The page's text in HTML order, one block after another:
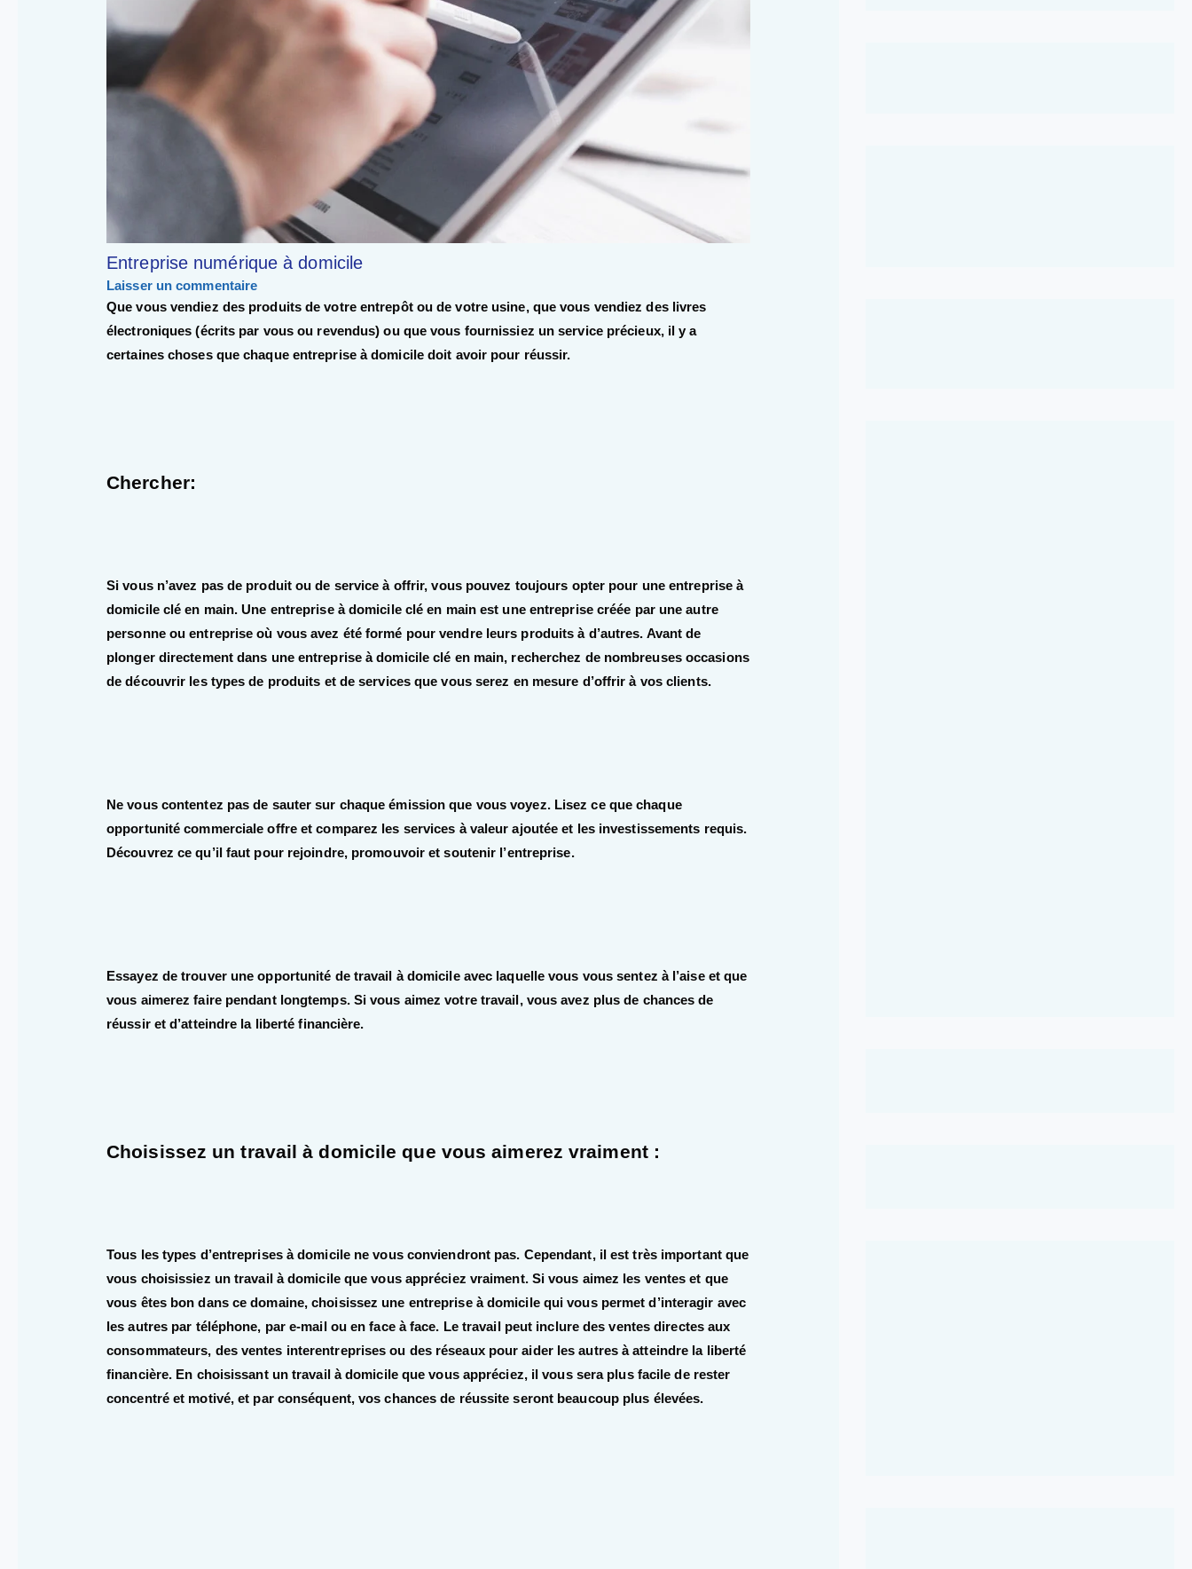
Entreprise numérique à domicile
Laisser un commentaire
Que vous vendiez des produits de votre entrepôt ou de votre usine, que vous vendiez des livres
électroniques (écrits par vous ou revendus) ou que vous fournissiez un service précieux, il y a
certaines choses que chaque entreprise à domicile doit avoir pour réussir.
Chercher:
Si vous n’avez pas de produit ou de service à offrir, vous pouvez toujours opter pour une entreprise à
domicile clé en main. Une entreprise à domicile clé en main est une entreprise créée par une autre
personne ou entreprise où vous avez été formé pour vendre leurs produits à d’autres. Avant de
plonger directement dans une entreprise à domicile clé en main, recherchez de nombreuses occasions
de découvrir les types de produits et de services que vous serez en mesure d’offrir à vos clients.
Ne vous contentez pas de sauter sur chaque émission que vous voyez. Lisez ce que chaque
opportunité commerciale offre et comparez les services à valeur ajoutée et les investissements requis.
Découvrez ce qu’il faut pour rejoindre, promouvoir et soutenir l’entreprise.
Essayez de trouver une opportunité de travail à domicile avec laquelle vous vous sentez à l’aise et que
vous aimerez faire pendant longtemps. Si vous aimez votre travail, vous avez plus de chances de
réussir et d’atteindre la liberté financière.
Choisissez un travail à domicile que vous aimerez vraiment :
Tous les types d’entreprises à domicile ne vous conviendront pas. Cependant, il est très important que
vous choisissiez un travail à domicile que vous appréciez vraiment. Si vous aimez les ventes et que
vous êtes bon dans ce domaine, choisissez une entreprise à domicile qui vous permet d’interagir avec
les autres par téléphone, par e-mail ou en face à face. Le travail peut inclure des ventes directes aux
consommateurs, des ventes interentreprises ou des réseaux pour aider les autres à atteindre la liberté
financière. En choisissant un travail à domicile que vous appréciez, il vous sera plus facile de rester
concentré et motivé, et par conséquent, vos chances de réussite seront beaucoup plus élevées.